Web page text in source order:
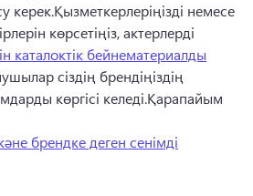
керек.Қызметкерлеріңізді немесе
көрсетіңіз, актерлерді
каталоктік бейнематериалды
сіздің брендіңіздің
көргісі келеді.Қарапайым
брендке деген сенімді